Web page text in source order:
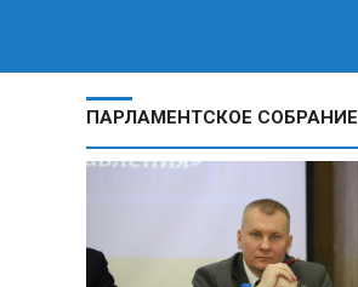
ПАРЛАМЕНТСКОЕ СОБРАНИЕ